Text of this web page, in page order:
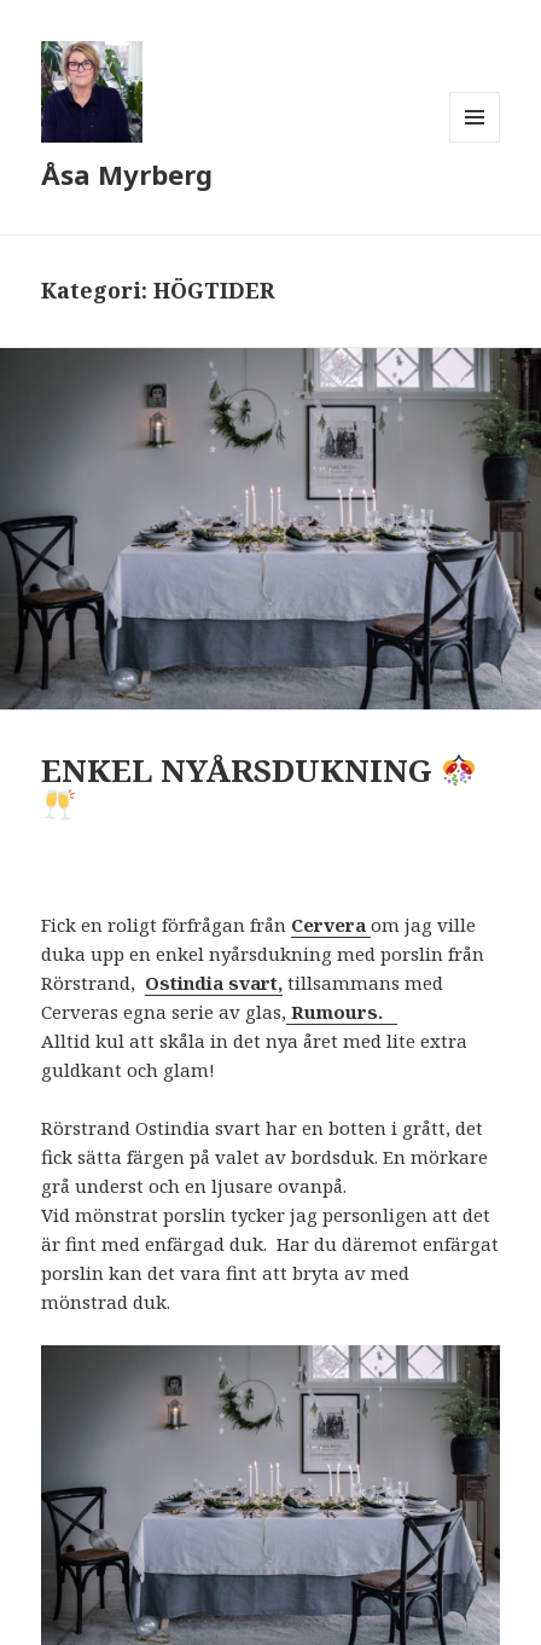
Åsa Myrberg
Kategori:HÖGTIDER
ENKEL NYÅRSDUKNING
Fick en roligt förfrågan från Cerveraom jag ville
duka upp en enkel nyårsdukning med porslin från
Rörstrand, Ostindia svart, tillsammans med
Cerveras egna serie av glas, Rumours.
Alltid kul att skåla in det nya året med lite extra
guldkant och glam!
Rörstrand Ostindia svart har en botten i grått, det
fick sätta färgen på valet av bordsduk. En mörkare
grå underst och en ljusare ovanpå.
Vid mönstrat porslin tycker jag personligen att det
är fint med enfärgad duk. Har du däremot enfärgat
porslin kan det vara fint att bryta av med
mönstrad duk.